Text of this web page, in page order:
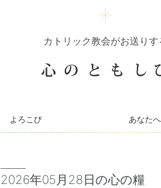
カトリック教会がお送りす
よろこび あなた
2026年05月28日の心の糧